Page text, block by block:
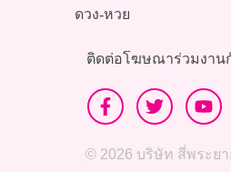
ดวง-หวย
ติดต่อโฆษณาร่วมงาน
© 2026 บริษัท สี่พระย